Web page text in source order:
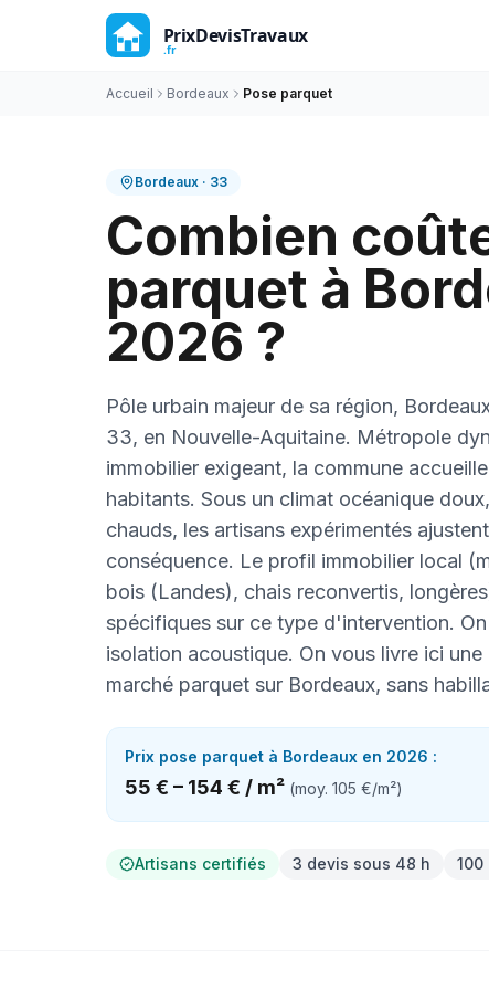
Accueil Bordeaux Pose parquet
Bordeaux · 33
Combien
parquet à
2026 ?
Pôle urbain majeur de sa région,
33, en Nouvelle-Aquitaine. Métropole
immobilier exigeant, la commune
habitants. Sous un climat océanique
chauds, les artisans expérimentés
conséquence. Le profil immobilier local
bois (Landes), chais reconvertis,
spécifiques sur ce type d'intervention.
isolation acoustique. On vous livre ici
marché parquet sur Bordeaux, sans
Prix pose parquet à Bordeaux en 2026 :
55 € – 154 € / m² (moy. 105 €/m²)
Artisans certifiés 3 devis sous 48 h 100